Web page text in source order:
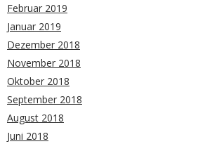
Februar 2019
Januar 2019
Dezember 2018
November 2018
Oktober 2018
September 2018
August 2018
Juni 2018